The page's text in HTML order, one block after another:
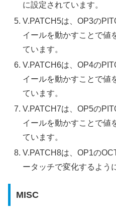
に設定されています。
V.PATCH5は、OP3の
イールを動かすことで値
ています。
V.PATCH6は、OP4の
イールを動かすことで値
ています。
V.PATCH7は、OP5の
イールを動かすことで値
ています。
V.PATCH8は、OP1の
ータッチで変化するよう
MISC